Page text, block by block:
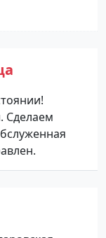
Cдeлаем